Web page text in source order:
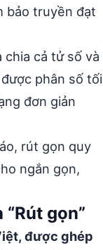
bảo truyền đạt
chia cả tử số và
phân số tối
đơn giản
rút gọn quy
ngắn gọn,
gọn”
được ghép